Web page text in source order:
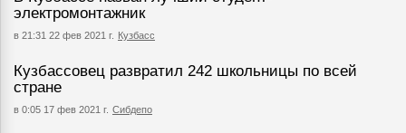
электромонтажник
в 21:31 22 фев 2021 г. Кузбасс
Кузбассовец развратил 242 школьницы по всей
стране
в 0:05 17 фев 2021 г. Сибдепо